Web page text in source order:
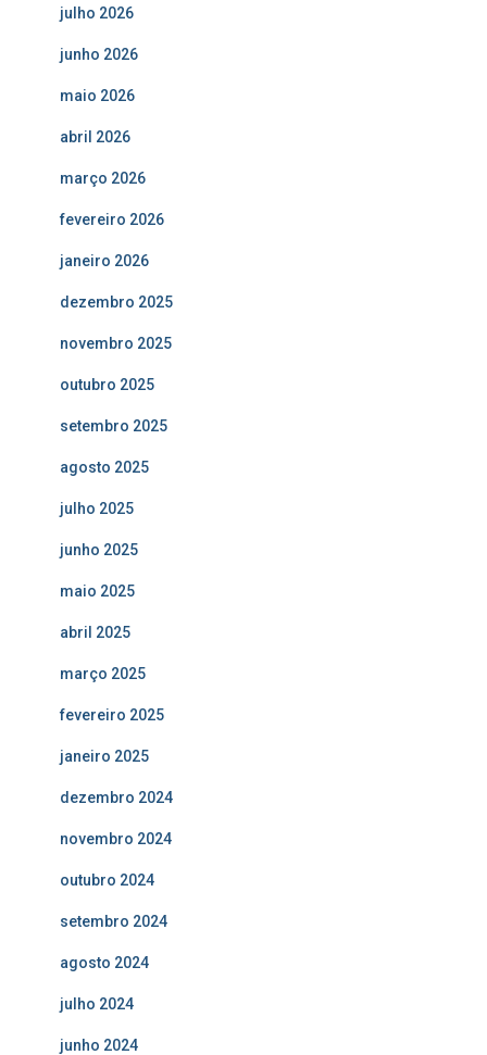
julho 2026
junho 2026
maio 2026
abril 2026
março 2026
fevereiro 2026
janeiro 2026
dezembro 2025
novembro 2025
outubro 2025
setembro 2025
agosto 2025
julho 2025
junho 2025
maio 2025
abril 2025
março 2025
fevereiro 2025
janeiro 2025
dezembro 2024
novembro 2024
outubro 2024
setembro 2024
agosto 2024
julho 2024
junho 2024